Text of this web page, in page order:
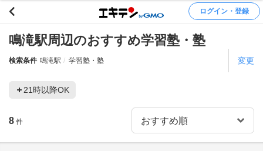
ログイン・登録
鳴滝駅周辺のおすすめ学習塾・塾
検索条件 鳴滝駅 学習塾・塾 変更
21時以降OK
8 件